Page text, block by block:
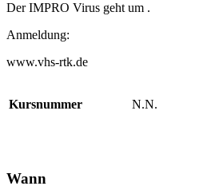
Der IMPRO Virus geht um .
Anmeldung:
www.vhs-rtk.de
Kursnummer N.N.
Wann